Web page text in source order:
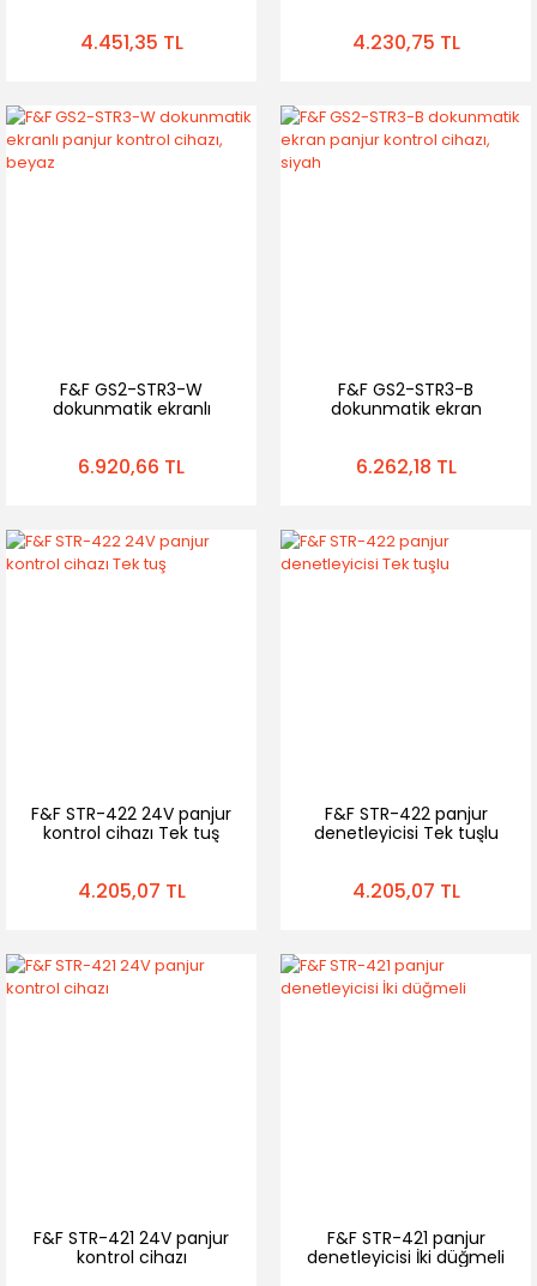
4.451,35 TL 4.230,75 TL
F&F GS2-STR3-W
dokunmatik ekranlı
6.920,66 TL
F&F GS2-STR3-B
dokunmatik ekran
6.262,18 TL
F&F STR-422 24V panjur
kontrol cihazı Tek tuş
4.205,07 TL
F&F STR-422 panjur
denetleyicisi Tek tuşlu
4.205,07 TL
F&F STR-421 24V panjur
kontrol cihazı
F&F STR-421 panjur
denetleyicisi İki düğmeli